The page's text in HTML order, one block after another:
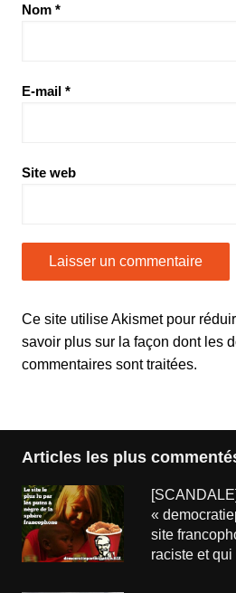
Nom *
E-mail *
Site web
Ce site utilise Akismet pour
savoir plus sur la façon dont les
commentaires sont traitées.
Articles les plus
[SCANDALE]
«
site
raciste et qui